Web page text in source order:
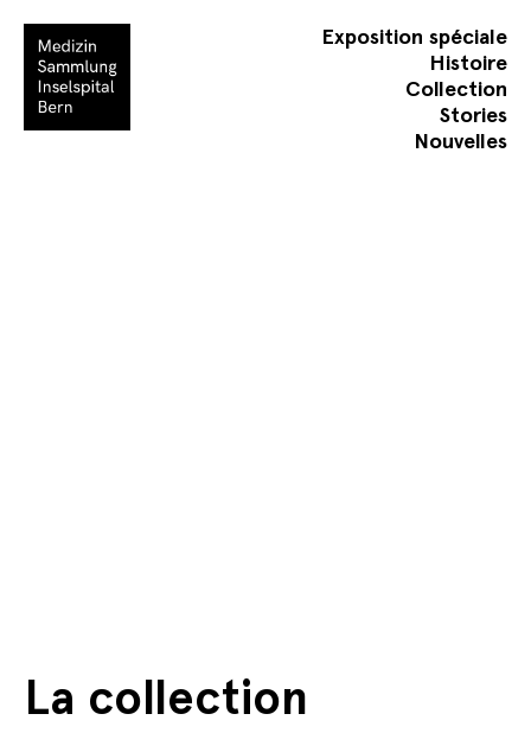
Exposition spéciale
Histoire
Collection
Stories
Nouvelles
La collection